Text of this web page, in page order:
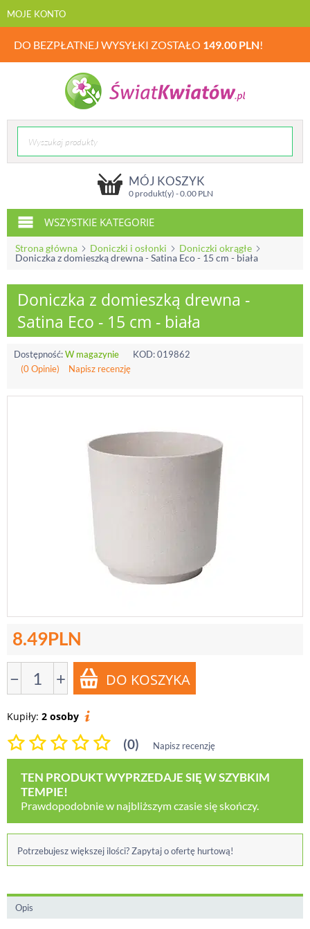
MOJE KONTO
DO BEZPŁATNEJ WYSYŁKI ZOSTAŁO 149.00 PLN!
MÓJ KOSZYK
0 produkt(y) -0.00PLN
WSZYSTKIE KATEGORIE
Strona główna Doniczki i osłonki
Doniczki okrągłe
Doniczka z domieszką drewna - Satina Eco - 15 cm - biała
Doniczka z domieszką drewna -
Satina Eco - 15 cm - biała
Dostępność:W magazynie KOD:019862
(0 Opinie)
Napisz recenzję
8.49PLN
− +
Kupiły: 2 osoby
(0) Napisz recenzję
TEN PRODUKT WYPRZEDAJE SIĘ W SZYBKIM
TEMPIE!
Prawdopodobnie w najbliższym czasie się skończy.
Potrzebujesz większej ilości? Zapytaj o ofertę hurtową!
Opis